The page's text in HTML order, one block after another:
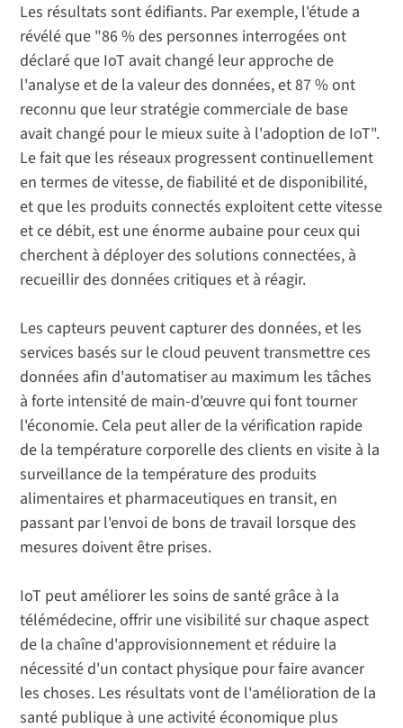
Les résultats sont édifiants. Par exemple, l'étude a
révélé que "86 % des personnes interrogées ont
déclaré que IoT avait changé leur approche de
l'analyse et de la valeur des données, et 87 % ont
reconnu que leur stratégie commerciale de base
avait changé pour le mieux suite à l'adoption de IoT".
Le fait que les réseaux progressent continuellement
en termes de vitesse, de fiabilité et de disponibilité,
et que les produits connectés exploitent cette vitesse
et ce débit, est une énorme aubaine pour ceux qui
cherchent à déployer des solutions connectées, à
recueillir des données critiques et à réagir.
Les capteurs peuvent capturer des données, et les
services basés sur le cloud peuvent transmettre ces
données afin d'automatiser au maximum les tâches
à forte intensité de main-d'œuvre qui font tourner
l'économie. Cela peut aller de la vérification rapide
de la température corporelle des clients en visite à la
surveillance de la température des produits
alimentaires et pharmaceutiques en transit, en
passant par l'envoi de bons de travail lorsque des
mesures doivent être prises.
IoT peut améliorer les soins de santé grâce à la
télémédecine, offrir une visibilité sur chaque aspect
de la chaîne d'approvisionnement et réduire la
nécessité d'un contact physique pour faire avancer
les choses. Les résultats vont de l'amélioration de la
santé publique à une activité économique plus